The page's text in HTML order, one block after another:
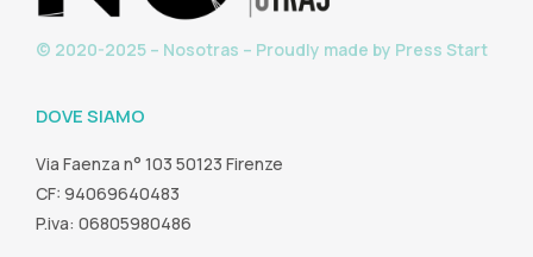
© 2020-2025 – Nosotras – Proudly made by Press Start
DOVE SIAMO
Via Faenza n° 103 50123 Firenze
CF: 94069640483
P.iva: 06805980486